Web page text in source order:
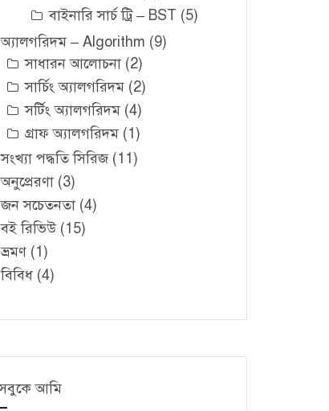
বাইনারি সার্চ ট্রি – BST (5)
অ্যালগরিদম – Algorithm (9)
সাধারন আলোচনা (2)
সার্চিং অ্যালগরিদম (2)
সর্টিং অ্যালগরিদম (4)
গ্রাফ অ্যালগরিদম (1)
সংখ্যা পদ্ধতি সিরিজ (11)
অনুপ্রেরণা (3)
জন সচেতনতা (4)
বই রিভিউ (15)
ভ্রমণ (1)
বিবিধ (4)
আমি